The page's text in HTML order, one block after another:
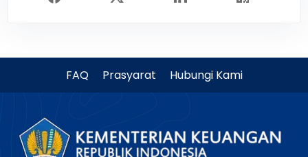
FAQ Prasyarat Hubungi Kami